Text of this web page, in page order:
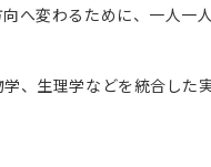
へ変わるために、一人
、生理学などを統合し